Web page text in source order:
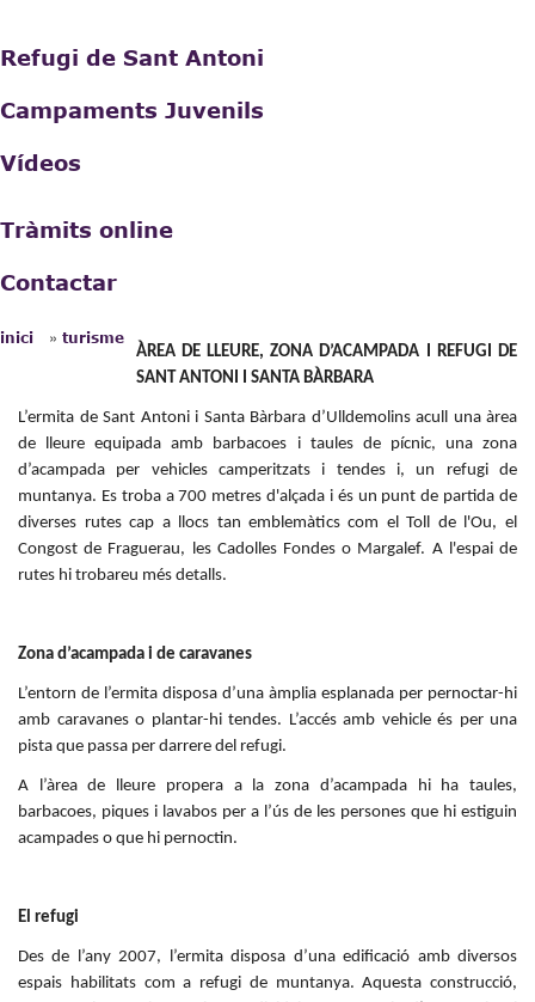
Refugi de Sant Antoni
Campaments Juvenils
Vídeos
Tràmits online
Contactar
Esteu aquí
inici »turisme
ÀREA DE LLEURE, ZONA D’ACAMPADA I REFUGI DE
SANT ANTONI I SANTA BÀRBARA
L’ermita de Sant Antoni i Santa Bàrbara d’Ulldemolins acull una àrea
de lleure equipada amb barbacoes i taules de pícnic, una zona
d’acampada per vehicles camperitzats i tendes i, un refugi de
muntanya. Es troba a 700 metres d'alçada i és un punt de partida de
diverses rutes cap a llocs tan emblemàtics com el Toll de l'Ou, el
Congost de Fraguerau, les Cadolles Fondes o Margalef. A l'espai de
rutes hi trobareu més detalls.
Zona d’acampada i de caravanes
L’entorn de l’ermita disposa d’una àmplia esplanada per pernoctar-hi
amb caravanes o plantar-hi tendes. L’accés amb vehicle és per una
pista que passa per darrere del refugi.
A l’àrea de lleure propera a la zona d’acampada hi ha taules,
barbacoes, piques i lavabos per a l’ús de les persones que hi estiguin
acampades o que hi pernoctin.
El refugi
Des de l’any 2007, l’ermita disposa d’una edificació amb diversos
espais habilitats com a refugi de muntanya. Aquesta construcció,